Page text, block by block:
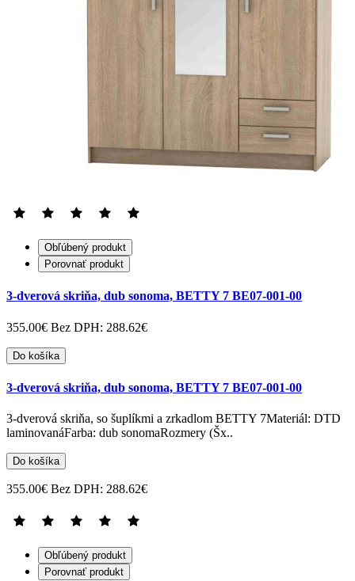
Obľúbený produkt
Porovnať produkt
3-dverová skriňa, dub sonoma, BETTY 7 BE07-001-00
355.00€ Bez DPH: 288.62€
Do košíka
3-dverová skriňa, dub sonoma, BETTY 7 BE07-001-00
3-dverová skriňa, so šuplíkmi a zrkadlom BETTY 7Materiál: DTD
laminovanáFarba: dub sonomaRozmery (Šx..
Do košíka
355.00€ Bez DPH: 288.62€
Obľúbený produkt
Porovnať produkt